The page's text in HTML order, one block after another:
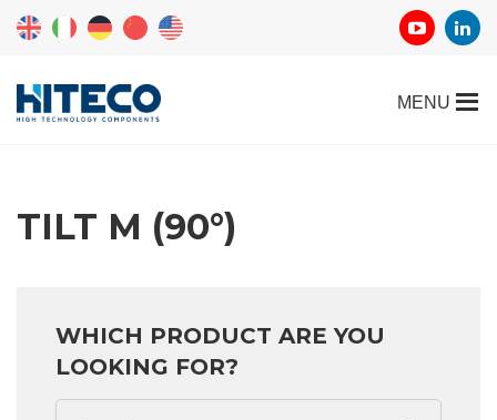
TILT M (90°)
WHICH PRODUCT ARE YOU
LOOKING FOR?